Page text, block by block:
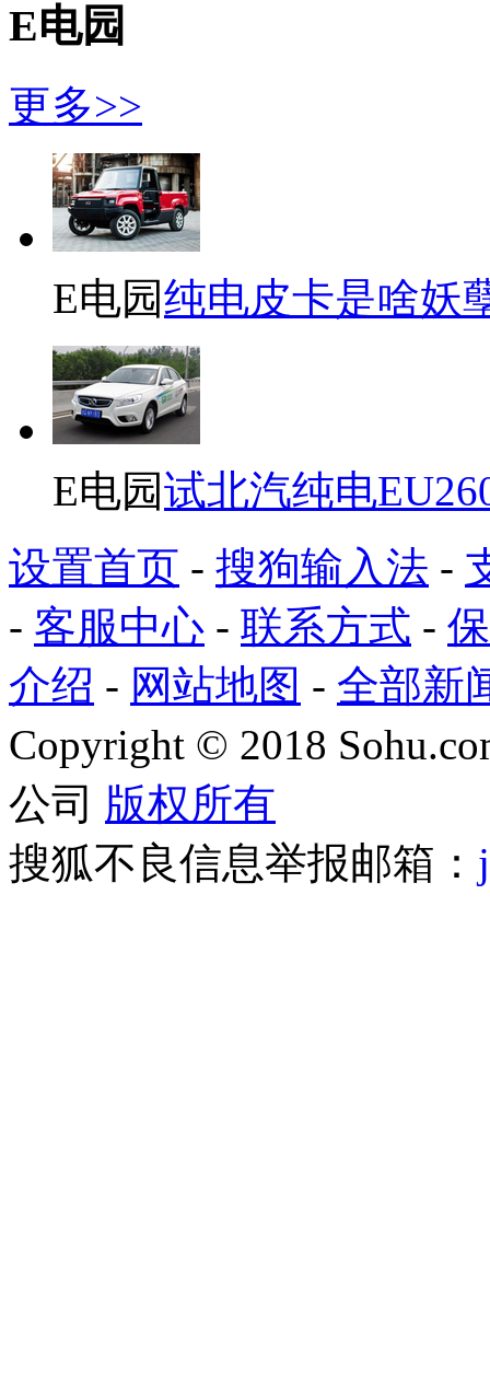
E电园
更多>>
E电园纯电皮卡是啥妖
E电园试北汽纯电
设置首页 - 搜狗输入法 -
- 客服中心 - 联系方式 -
介绍 - 网站地图 - 全部新
Copyright © 2018
公司 版权所有
搜狐不良信息举报邮箱：